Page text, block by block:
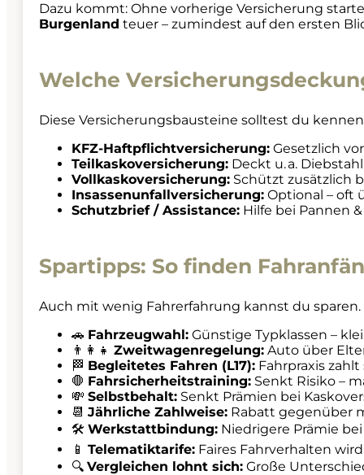
Dazu kommt: Ohne vorherige Versicherung
Burgenland teuer – zumindest auf den ersten
Welche
Diese Versicherungsbausteine solltest du
KFZ-Haftpflichtversicherung: Gesetzlich
Teilkaskoversicherung: Deckt u. a.
Vollkaskoversicherung: Schützt zusätzlich
Insassenunfallversicherung: Optional – oft
Schutzbrief / Assistance: Hilfe bei Pannen
Spartipps: So finden
Auch mit wenig Fahrerfahrung kannst du sparen.
🚗 Fahrzeugwahl: Günstige Typklassen –
👨‍👩‍👧 Zweitwagenregelung: Auto über
🏁 Begleitetes Fahren (L17): Fahrpraxis zahlt
🛑 Fahrsicherheitstraining: Senkt Risiko –
💸 Selbstbehalt: Senkt Prämien bei
📆 Jährliche Zahlweise: Rabatt gegenüber
🛠️ Werkstattbindung: Niedrigere Prämie
📱 Telematiktarife: Faires Fahrverhalten
🔍 Vergleichen lohnt sich: Große